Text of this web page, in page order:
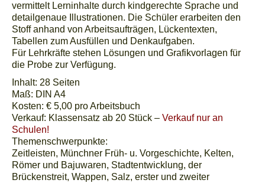
Bilderbücher
Jugendbücher
Sach-/Schulbücher
Ortschroniken | Regionalia
Shop
AGs – Werkstätten – FeriPro
Schulprogramm
Download Formulare
vermittelt Lerninhalte durch kindgerechte Sprache und
detailgenaue Illustrationen. Die Schüler erarbeiten den
Stoff anhand von Arbeitsaufträgen, Lückentexten,
Tabellen zum Ausfüllen und Denkaufgaben.
Für Lehrkräfte stehen Lösungen und Grafikvorlagen für
die Probe zur Verfügung.
Inhalt: 28 Seiten
Maß: DIN A4
Kosten: € 5,00 pro Arbeitsbuch
Verkauf: Klassensatz ab 20 Stück – Verkauf nur an
Schulen!
Themenschwerpunkte:
Zeitleisten, Münchner Früh- u. Vorgeschichte, Kelten,
Römer und Bajuwaren, Stadtentwicklung, der
Brückenstreit, Wappen, Salz, erster und zweiter